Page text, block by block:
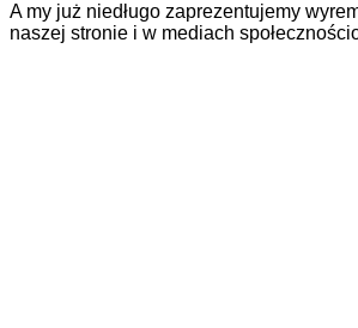
A my już niedługo zaprezentujemy
naszej stronie i w mediach